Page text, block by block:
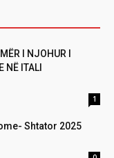
I NJOHUR I
NË ITALI
1
Shtator 2025